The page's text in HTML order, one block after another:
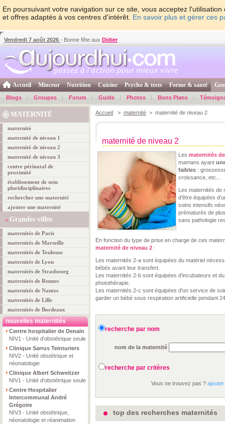
En poursuivant votre navigation sur ce site, vous acceptez
et offres adaptés à vos centres d'intérêt. En savoir plus et gérer ces
Vendredi 7 août 2026 - Bonne fête aux Didier
Accueil Minceur Nutrition Cuisine Psycho & tests Forme & santé
Blogs Groupes Forum Guide Photos Bons Plans
MATERNITÉ
maternité
maternité de niveau 1
maternité de niveau 2
maternité de niveau 3
centre périnatal de
proximité
établissement de soin
pluridisciplinaires
rechercher une maternité
ajouter une maternité
Grandes villes
maternités de Paris
maternités de Marseille
maternités de Toulouse
maternités de Lyon
maternités de Strasbourg
maternités de Rennes
maternités de Nantes
maternités de Lille
maternités de Bordeaux
nouvelles maternités
Centre hospitalier de Denain
NIV1 - Unité d'obstétrique seule
Clinique Sarrus Teinturiers
NIV2 - Unité obstétrique et
néonatologie
Clinique Albert Schweitzer
NIV1 - Unité d'obstétrique seule
Centre Hospitalier
Intercommunal André
Grégoire
NIV3 - Unité obstétrique,
néonatologie et réanimation
Accueil > maternité > maternité de niveau 2
maternité de niveau 2
Les maternités
mamans ayant
faibles :
croissance, etc...
Les maternités de
d'être équipées
soins intensifs
prématurés de
sans pathologie
En fonction du type de prise en charge de ces
maternité de niveau 2 :
Les maternités 2-a sont équipées du matériel
bébés avant leur transfert.
Les maternités 2-b sont équipées d’incubateurs et
photothérapie.
Les maternités 2-c sont équipées d'un service de
garder un bébé sous respiration artificielle pendant
recherche par nom
nom de la maternité
recherche par critères
Vous ne trouvez pas ?
top des recherches maternités